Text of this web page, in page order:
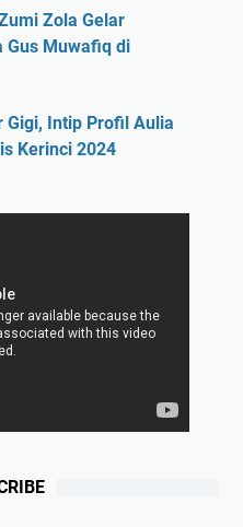
Zola Gelar
Gus Muwafiq di
Gigi, Intip Profil Aulia
Kerinci 2024